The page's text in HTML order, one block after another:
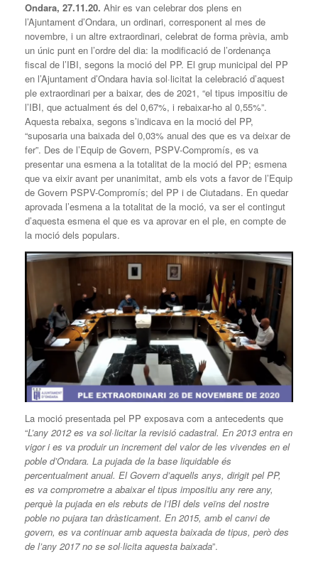
Ondara, 27.11.20. Ahir es van celebrar dos plens en
l’Ajuntament d’Ondara, un ordinari, corresponent al mes de
novembre, i un altre extraordinari, celebrat de forma prèvia, amb
un únic punt en l’ordre del dia: la modificació de l’ordenança
fiscal de l’IBI, segons la moció del PP. El grup municipal del PP
en l’Ajuntament d’Ondara havia sol·licitat la celebració d’aquest
ple extraordinari per a baixar, des de 2021, “el tipus impositiu de
l’IBI, que actualment és del 0,67%, i rebaixar-ho al 0,55%”.
Aquesta rebaixa, segons s’indicava en la moció del PP,
“suposaria una baixada del 0,03% anual des que es va deixar de
fer”. Des de l’Equip de Govern, PSPV-Compromís, es va
presentar una esmena a la totalitat de la moció del PP; esmena
que va eixir avant per unanimitat, amb els vots a favor de l’Equip
de Govern PSPV-Compromís; del PP i de Ciutadans. En quedar
aprovada l’esmena a la totalitat de la moció, va ser el contingut
d’aquesta esmena el que es va aprovar en el ple, en compte de
la moció dels populars.
La moció presentada pel PP exposava com a antecedents que
“L’any 2012 es va sol·licitar la revisió cadastral. En 2013 entra en
vigor i es va produir un increment del valor de les vivendes en el
poble d’Ondara. La pujada de la base liquidable és
percentualment anual. El Govern d’aquells anys, dirigit pel PP,
es va comprometre a abaixar el tipus impositiu any rere any,
perquè la pujada en els rebuts de l’IBI dels veïns del nostre
poble no pujara tan dràsticament. En 2015, amb el canvi de
govern, es va continuar amb aquesta baixada de tipus, però des
de l’any 2017 no se sol·licita aquesta baixada”.